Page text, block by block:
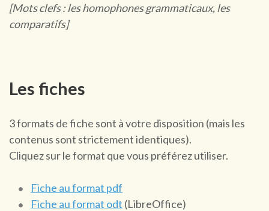
[Mots clefs : les homophones grammaticaux, les
comparatifs]
Les fiches
3 formats de fiche sont à votre disposition (mais les
contenus sont strictement identiques).
Cliquez sur le format que vous préférez utiliser.
Fiche au format pdf
Fiche au format odt (LibreOffice)